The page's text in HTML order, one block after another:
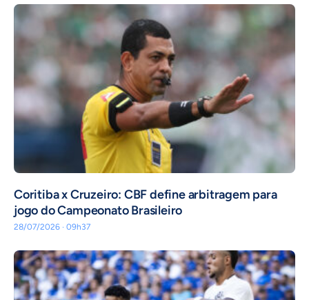
Coritiba x Cruzeiro: CBF define arbitragem para
jogo do Campeonato Brasileiro
28/07/2026 · 09h37